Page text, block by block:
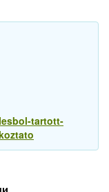
tartott-